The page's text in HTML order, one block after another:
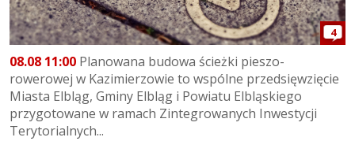
4
08.08 11:00 Planowana budowa ścieżki pieszo-
rowerowej w Kazimierzowie to wspólne przedsięwzięcie
Miasta Elbląg, Gminy Elbląg i Powiatu Elbląskiego
przygotowane w ramach Zintegrowanych Inwestycji
Terytorialnych...